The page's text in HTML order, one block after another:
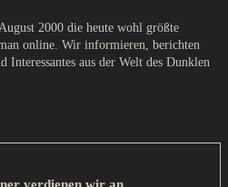
2000 die heute wohl größte
online. Wir informieren, berichten
Interessantes aus der Welt des Dunklen